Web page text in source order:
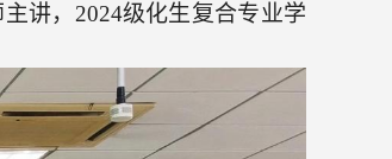
讲， 2024级化生复合专业学